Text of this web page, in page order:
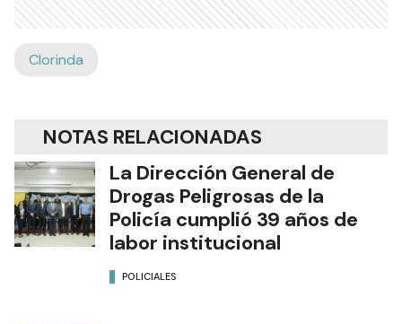
Clorinda
NOTAS RELACIONADAS
La Dirección General de
Drogas Peligrosas de la
Policía cumplió 39 años de
labor institucional
POLICIALES